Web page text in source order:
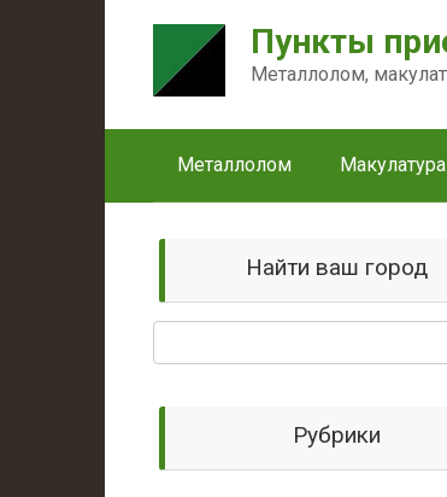
Пункты
Металлолом,
Металлолом Макулатура
Найти ваш город
Рубрики